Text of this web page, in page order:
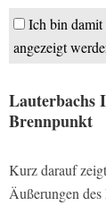
Ich bin damit
angezeigt
Lauterbachs
Brennpunkt
Kurz darauf
Äußerungen